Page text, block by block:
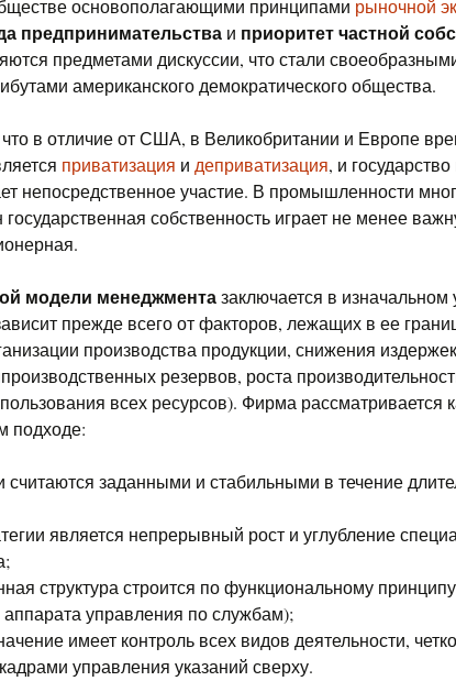
основополагающими принципами рыночной
предпринимательства и приоритет частной
предметами дискуссии, что стали
американского демократического общества.
что в отличие от США, в Великобритании и Европе
приватизация и деприватизация, и
непосредственное участие. В промышленности
государственная собственность играет не менее
модели менеджментазаключается в
прежде всего от факторов, лежащих в ее
производства продукции, снижения
резервов, роста
всех ресурсов). Фирма рассматривается
подходе:
считаются заданными и стабильными в течение
является непрерывный рост и углубление
структура строится по функциональному
управления по службам);
имеет контроль всех видов деятельности,
управления указаний сверху.